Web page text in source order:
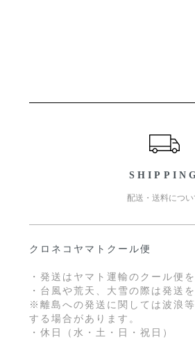
配送・送料につい
クロネコヤマトクール便
・発送はヤマト運輸のクール便
・台風や荒天、大雪の際は発送
※離島への発送に関しては波浪
する場合があります。
・休日（水・土・日・祝日）